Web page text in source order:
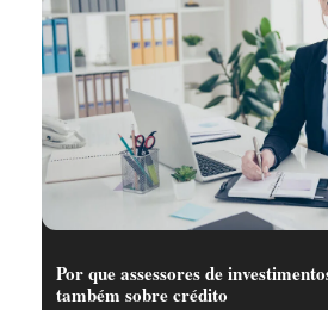
Por que assessores de
também sobre crédito